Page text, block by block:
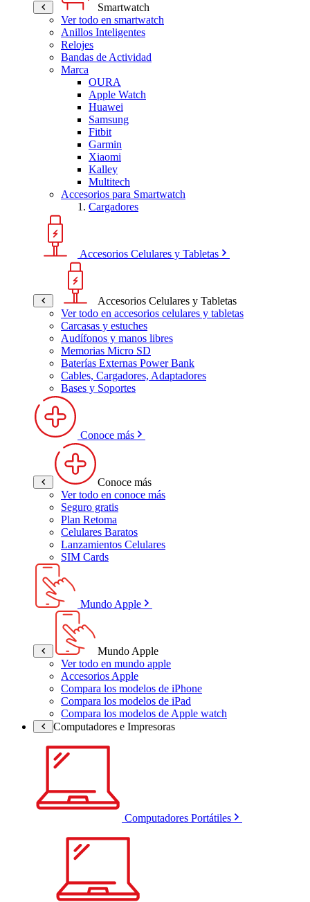
Smartwatch
Ver todo en smartwatch
Anillos Inteligentes
Relojes
Bandas de Actividad
Marca
OURA
Apple Watch
Huawei
Samsung
Fitbit
Garmin
Xiaomi
Kalley
Multitech
Accesorios para Smartwatch
Cargadores
Accesorios Celulares y Tabletas
Accesorios Celulares y Tabletas
Ver todo en accesorios celulares y tabletas
Carcasas y estuches
Audífonos y manos libres
Memorias Micro SD
Baterías Externas Power Bank
Cables, Cargadores, Adaptadores
Bases y Soportes
Conoce más
Conoce más
Ver todo en conoce más
Seguro gratis
Plan Retoma
Celulares Baratos
Lanzamientos Celulares
SIM Cards
Mundo Apple
Mundo Apple
Ver todo en mundo apple
Accesorios Apple
Compara los modelos de iPhone
Compara los modelos de iPad
Compara los modelos de Apple watch
Computadores e Impresoras
Computadores Portátiles